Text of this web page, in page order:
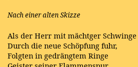
Nach einer alten Skizze
Als der Herr mit mächtger Schwinge
Durch die neue Schöpfung fuhr,
Folgten in gedrängtem Ringe